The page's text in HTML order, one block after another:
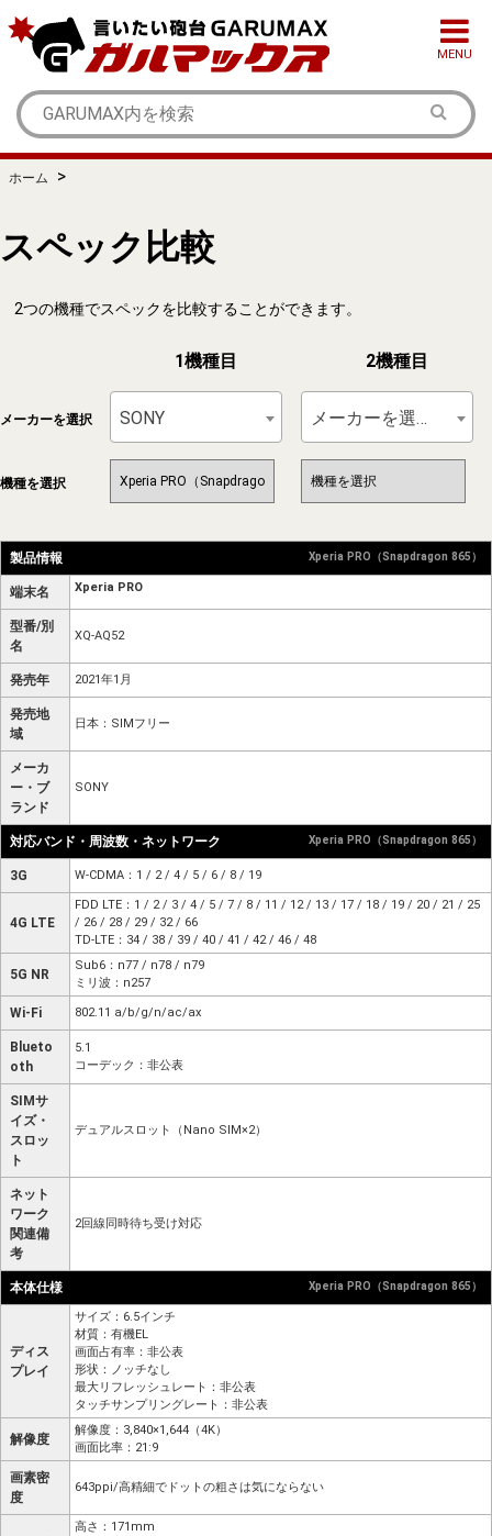
MENU
ホーム >
スペック比較
2つの機種でスペックを比較することができます。
1機種目 2機種目
メーカーを選択 SONY メーカーを選択
機種を選択
製品情報 Xperia PRO（Snapdragon 865）
端末名 Xperia PRO
型番/別
名
XQ-AQ52
発売年 2021年1月
発売地
域
日本：SIMフリー
メーカ
ー・ブ
ランド
SONY
対応バンド・周波数・ネットワーク Xperia PRO（Snapdragon 865）
3G W-CDMA：1 / 2 / 4 / 5 / 6 / 8 / 19
4G LTE
FDD LTE：1 / 2 / 3 / 4 / 5 / 7 / 8 / 11 / 12 / 13 / 17 / 18 / 19 / 20 / 21 / 25
/ 26 / 28 / 29 / 32 / 66
TD-LTE：34 / 38 / 39 / 40 / 41 / 42 / 46 / 48
5G NR
Sub6：n77 / n78 / n79
ミリ波：n257
Wi-Fi 802.11 a/b/g/n/ac/ax
Blueto
oth
5.1
コーデック：非公表
SIMサ
イズ・
スロッ
ト
デュアルスロット（Nano SIM×2）
ネット
ワーク
関連備
考
2回線同時待ち受け対応
本体仕様 Xperia PRO（Snapdragon 865）
ディス
プレイ
サイズ：6.5インチ
材質：有機EL
画面占有率：非公表
形状：ノッチなし
最大リフレッシュレート：非公表
タッチサンプリングレート：非公表
解像度
解像度：3,840×1,644（4K）
画面比率：21:9
画素密
度
643ppi/高精細でドットの粗さは気にならない
高さ：171mm